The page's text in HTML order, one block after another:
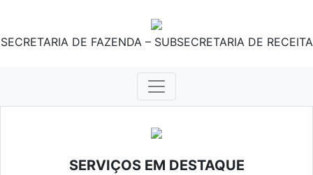
SECRETARIA DE FAZENDA – SUBSECRETARIA DE RECEITA
SERVIÇOS EM DESTAQUE